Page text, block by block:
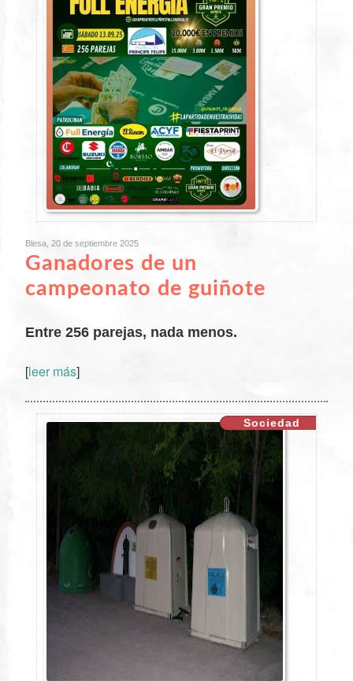
XX
Blesa, 20 de septiembre 2025
Ganadores de un
campeonato de guiñote
Entre 256 parejas, nada menos.
[leer más]
Sociedad